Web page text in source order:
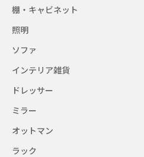
棚・キャビネット
照明
ソファ
インテリア雑貨
ドレッサー
ミラー
オットマン
ラック